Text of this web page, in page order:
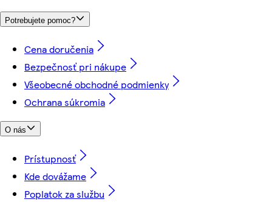
Potrebujete pomoc?
Cena doručenia
Bezpečnosť pri nákupe
Všeobecné obchodné podmienky
Ochrana súkromia
O nás
Prístupnosť
Kde dovážame
Poplatok za službu